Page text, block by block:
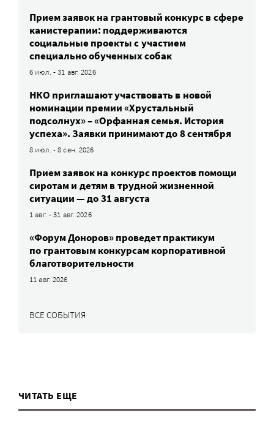
Прием заявок на грантовый конкурс в сфере
канистерапии: поддерживаются
социальные проекты с участием
специально обученных собак
6 июл. - 31 авг. 2026
НКО приглашают участвовать в новой
номинации премии «Хрустальный
подсолнух» – «Орфанная семья. История
успеха». Заявки принимают до 8 сентября
8 июл. - 8 сен. 2026
Прием заявок на конкурс проектов помощи
сиротам и детям в трудной жизненной
ситуации — до 31 августа
1 авг. - 31 авг. 2026
«Форум Доноров» проведет практикум
по грантовым конкурсам корпоративной
благотворительности
11 авг. 2026
ВСЕ СОБЫТИЯ
ЧИТАТЬ ЕЩЕ